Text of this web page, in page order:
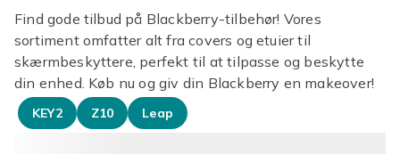
Find gode tilbud på Blackberry-tilbehør! Vores
sortiment omfatter alt fra covers og etuier til
skærmbeskyttere, perfekt til at tilpasse og beskytte
din enhed. Køb nu og giv din Blackberry en makeover!
KEY2 Z10 Leap